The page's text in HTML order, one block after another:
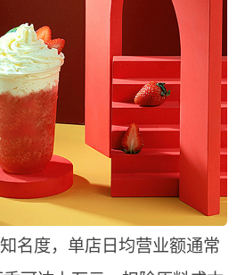
度，单店日均营业额通常